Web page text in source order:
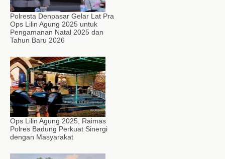
Polresta Denpasar Gelar Lat Pra
Ops Lilin Agung 2025 untuk
Pengamanan Natal 2025 dan
Tahun Baru 2026
Ops Lilin Agung 2025, Raimas
Polres Badung Perkuat Sinergi
dengan Masyarakat